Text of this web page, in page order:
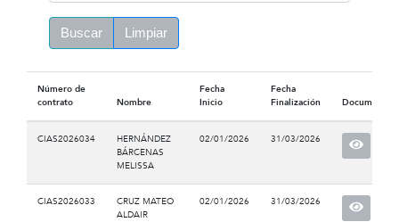
Buscar Limpiar
Número de
contrato
Nombre
Fecha
Inicio
Fecha
Finalización
Documento
CIAS2026034
HERNÁNDEZ
BÁRCENAS
MELISSA
02/01/2026 31/03/2026
CIAS2026033
CRUZ MATEO
ALDAIR
02/01/2026 31/03/2026